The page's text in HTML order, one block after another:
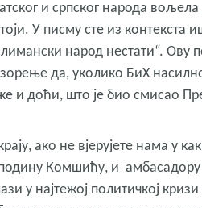
и српског народа
У писму сте из контекста
народ нестати“. Ову
да, уколико БиХ
и доћи, што је био смисао
ако не вјерујете нама у
Комшићу, и амбасадору
у најтежој политичкој